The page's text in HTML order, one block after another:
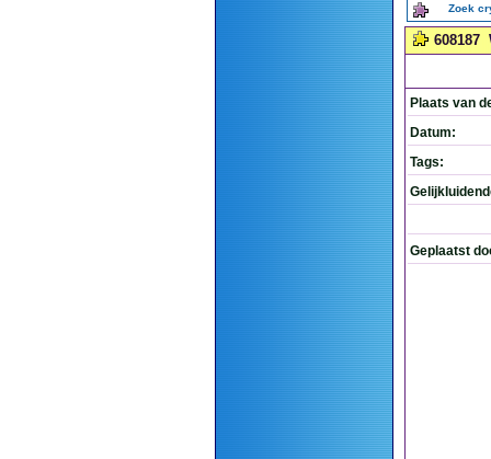
Zoek
608187
Plaats van
Datum:
Tags:
Geplaatst